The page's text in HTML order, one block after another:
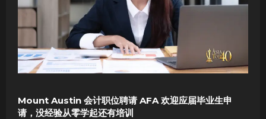
Mount Austin 会计职位聘请 AFA 欢迎应届毕业生申
请，没经验从零学起还有培训